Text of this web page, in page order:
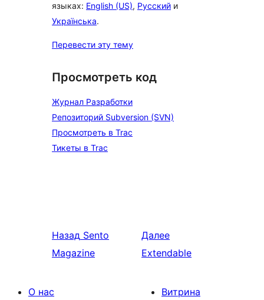
языках: English (US), Русский и
Українська.
Перевести эту тему
Просмотреть код
Журнал Разработки
Репозиторий Subversion (SVN)
Просмотреть в Trac
Тикеты в Trac
Назад Sento
Magazine
Далее
Extendable
О нас
Витрина